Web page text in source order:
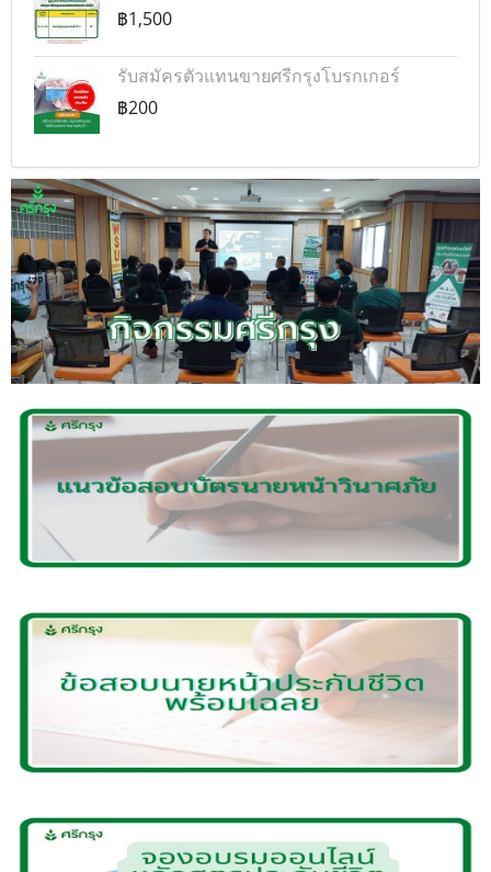
฿1,500
รับสมัครตัวแทนขายศรีกรุงโบรกเกอร์
฿200